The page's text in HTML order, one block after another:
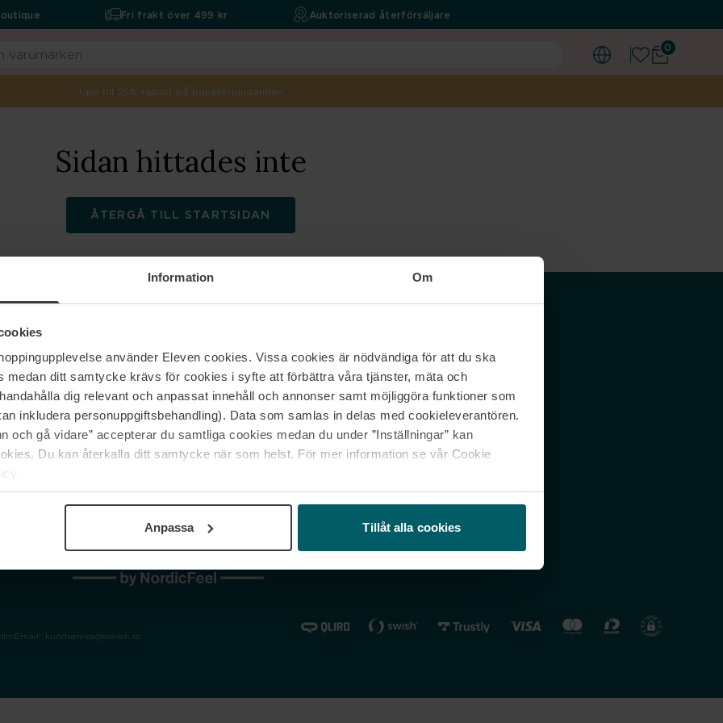
Information Om
använder Eleven cookies. Vissa cookies är nödvändiga för att du ska
medan ditt samtycke krävs för cookies i syfte att förbättra våra tjänster, mäta och
dig relevant och anpassat innehåll och annonser samt möjliggöra funktioner som
inkludera personuppgiftsbehandling). Data som samlas in delas med cookieleverantören.
och gå vidare” accepterar du samtliga cookies medan du under ”Inställningar” kan
Du kan återkalla ditt samtycke när som helst. För mer information se vår Cookie
Anpassa Tillåt alla cookies
0
Fri frakt över 499 kr Auktoriserad återförsäljare
Upp till 25% rabatt på paketerbjudanden
Sidan hittades inte
ÅTERGÅ TILL STARTSIDAN
Om oss
Jobba hos oss
Våra varumärken
Kontakta oss
Vanliga frågor & svar
Spåra min beställning
reklamationer
Nordicfeel SE
Nordicfeel FI
Nordicfeel NO
Email: kundservice@eleven.se